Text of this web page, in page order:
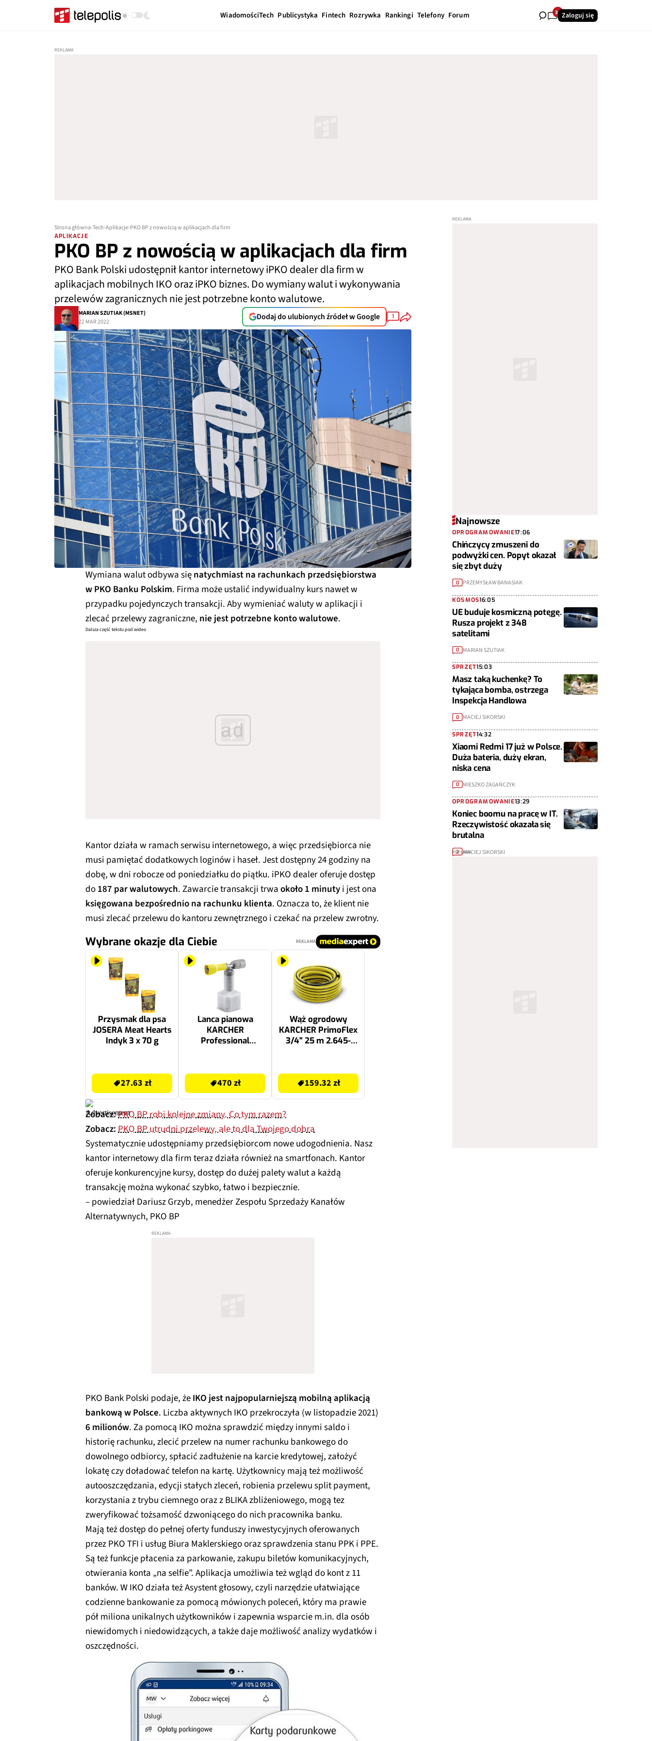
WiadomościTech Publicystyka Fintech Rozrywka Rankingi Telefony Forum 35Zaloguj się
Strona główna Tech Aplikacje PKO BP z nowością w aplikacjach dla firm
APLIKACJE
PKO BP z nowością w aplikacjach dla firm
PKO Bank Polski udostępnił kantor internetowy iPKO dealer dla firm w
aplikacjach mobilnych IKO oraz iPKO biznes. Do wymiany walut i wykonywania
przelewów zagranicznych nie jest potrzebne konto walutowe.
MARIAN SZUTIAK (MSNET)
22 MAR 2022
Dodaj do ulubionych źródeł w Google 1
Wymiana walut odbywa sięnatychmiast na rachunkach przedsiębiorstwa
w PKO Banku Polskim. Firma może ustalić indywidualny kurs nawet w
przypadku pojedynczych transakcji. Aby wymieniać waluty w aplikacji i
zlecać przelewy zagraniczne, nie jest potrzebne konto walutowe.
Dalsza część tekstu pod wideo
ad
Kantor działa w ramach serwisu internetowego, a więc przedsiębiorca nie
musi pamiętać dodatkowych loginów i haseł. Jest dostępny 24 godziny na
dobę, w dni robocze od poniedziałku do piątku. iPKO dealer oferuje dostęp
do187 par walutowych. Zawarcie transakcji trwaokoło 1 minutyi jest ona
księgowana bezpośrednio na rachunku klienta. Oznacza to, że klient nie
musi zlecać przelewu do kantoru zewnętrznego i czekać na przelew zwrotny.
Wybrane okazje dla Ciebie REKLAMA
Przysmak dla psa
JOSERA Meat Hearts
Indyk 3 x 70 g
27.63 zł
Lanca pianowa
KARCHER
Professional
470 zł
Wąż ogrodowy
KARCHER PrimoFlex
3/4" 25 m 2.645-
159.32 zł
Zobacz:PKO BP robi kolejne zmiany. Co tym razem?
Zobacz:PKO BP utrudni przelewy, ale to dla Twojego dobra
Systematycznie udostępniamy przedsiębiorcom nowe udogodnienia. Nasz
kantor internetowy dla firm teraz działa również na smartfonach. Kantor
oferuje konkurencyjne kursy, dostęp do dużej palety walut a każdą
transakcję można wykonać szybko, łatwo i bezpiecznie.
– powiedział Dariusz Grzyb, menedżer Zespołu Sprzedaży Kanałów
Alternatywnych, PKO BP
PKO Bank Polski podaje, żeIKO jest najpopularniejszą mobilną aplikacją
bankową w Polsce. Liczba aktywnych IKO przekroczyła (w listopadzie 2021)
6 milionów. Za pomocą IKO można sprawdzić między innymi saldo i
historię rachunku, zlecić przelew na numer rachunku bankowego do
dowolnego odbiorcy, spłacić zadłużenie na karcie kredytowej, założyć
lokatę czy doładować telefon na kartę. Użytkownicy mają też możliwość
autooszczędzania, edycji stałych zleceń, robienia przelewu split payment,
korzystania z trybu ciemnego oraz z BLIKA zbliżeniowego, mogą tez
zweryfikować tożsamość dzwoniącego do nich pracownika banku.
Mają też dostęp do pełnej oferty funduszy inwestycyjnych oferowanych
przez PKO TFI i usług Biura Maklerskiego oraz sprawdzenia stanu PPK i PPE.
Są też funkcje płacenia za parkowanie, zakupu biletów komunikacyjnych,
otwierania konta „na selfie”. Aplikacja umożliwia też wgląd do kont z 11
banków. W IKO działa też Asystent głosowy, czyli narzędzie ułatwiające
codzienne bankowanie za pomocą mówionych poleceń, który ma prawie
pół miliona unikalnych użytkowników i zapewnia wsparcie m.in. dla osób
niewidomych i niedowidzących, a także daje możliwość analizy wydatków i
oszczędności.
Najnowsze
OPROGRAMOWANIE17:06
Chińczycy zmuszeni do
podwyżki cen. Popyt okazał
się zbyt duży
0 PRZEMYSŁAW BANASIAK
KOSMOS16:05
UE buduje kosmiczną potęgę.
Rusza projekt z 348
satelitami
0 MARIAN SZUTIAK
SPRZĘT15:03
Masz taką kuchenkę? To
tykająca bomba, ostrzega
Inspekcja Handlowa
0 MACIEJ SIKORSKI
SPRZĘT14:32
Xiaomi Redmi 17 już w Polsce.
Duża bateria, duży ekran,
niska cena
0 MIESZKO ZAGAŃCZYK
OPROGRAMOWANIE13:29
Koniec boomu na pracę w IT.
Rzeczywistość okazała się
brutalna
2 MACIEJ SIKORSKI